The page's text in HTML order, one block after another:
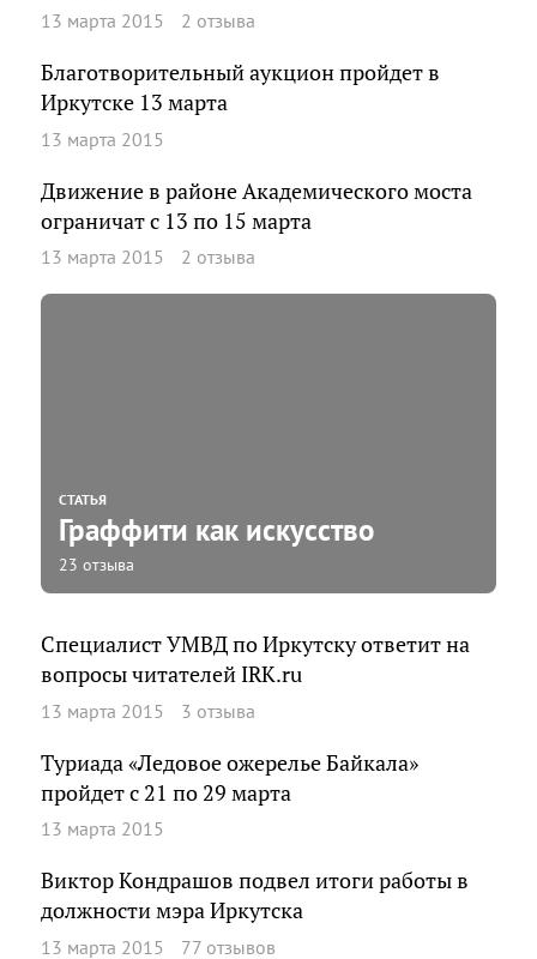
13 марта 2015 2 отзыва
Благотворительный аукцион пройдет в
Иркутске 13 марта
13 марта 2015
Движение в районе Академического моста
ограничат с 13 по 15 марта
13 марта 2015 2 отзыва
СТАТЬЯ
Граффити как искусство
23 отзыва
Специалист УМВД по Иркутску ответит на
вопросы читателей IRK.ru
13 марта 2015 3 отзыва
Туриада «Ледовое ожерелье Байкала»
пройдет с 21 по 29 марта
13 марта 2015
Виктор Кондрашов подвел итоги работы в
должности мэра Иркутска
13 марта 2015 77 отзывов